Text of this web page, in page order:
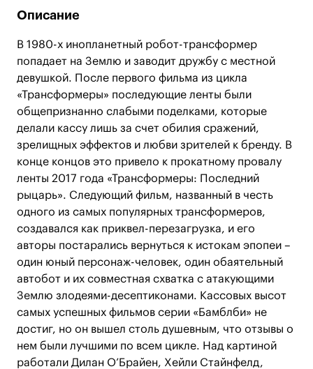
Описание
В 1980-х инопланетный робот-трансформер
попадает на Землю и заводит дружбу с местной
девушкой. После первого фильма из цикла
«Трансформеры» последующие ленты были
общепризнанно слабыми поделками, которые
делали кассу лишь за счет обилия сражений,
зрелищных эффектов и любви зрителей к бренду. В
конце концов это привело к прокатному провалу
ленты 2017 года «Трансформеры: Последний
рыцарь». Следующий фильм, названный в честь
одного из самых популярных трансформеров,
создавался как приквел-перезагрузка, и его
авторы постарались вернуться к истокам эпопеи –
один юный персонаж-человек, один обаятельный
автобот и их совместная схватка с атакующими
Землю злодеями-десептиконами. Кассовых высот
самых успешных фильмов серии «Бамблби» не
достиг, но он вышел столь душевным, что отзывы о
нем были лучшими по всем цикле. Над картиной
работали Дилан О’Брайен, Хейли Стайнфелд,